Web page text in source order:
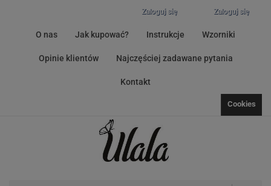
Zaloguj się
Zaloguj się
O nas Jak kupować? Instrukcje Wzorniki
Opinie klientów Najczęściej zadawane pytania
Kontakt
Cookies